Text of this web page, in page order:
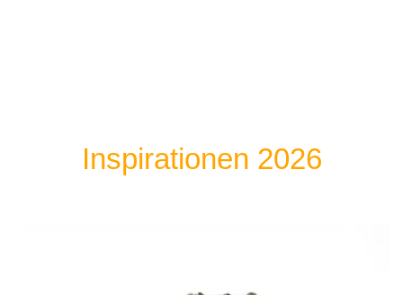
Inspirationen 2026